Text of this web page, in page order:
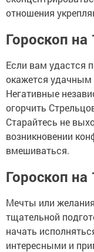
отношения
Гороскоп
Если вам удастся
окажется удачным
Негативные
огорчить
Старайтесь не
возникновении
вмешиваться.
Гороскоп
Мечты или
тщательной
начать
интересными и